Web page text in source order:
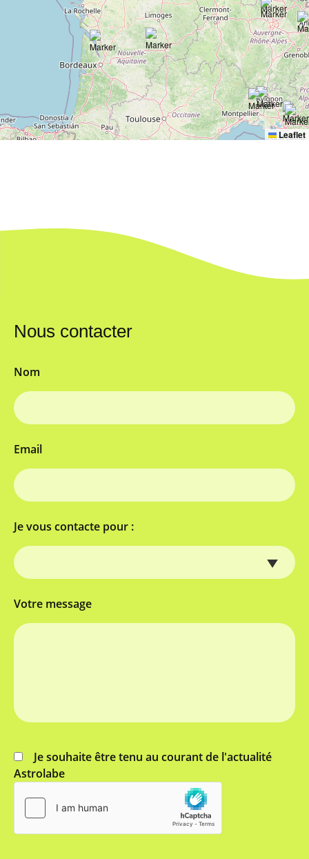
Leaflet
Nous contacter
Nom
Email
Je vous contacte pour :
Votre message
Je souhaite être tenu au courant de l'actualité
Astrolabe